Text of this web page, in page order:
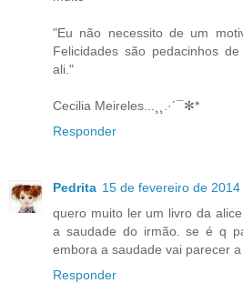
"Eu não necessito de um
Felicidades são pedacinhos
ali."
Cecilia Meireles...¸¸.·´¯✻*
Responder
Pedrita 15 de fevereiro de
quero muito ler um livro da
a saudade do irmão. se é q
embora a saudade vai parecer
Responder